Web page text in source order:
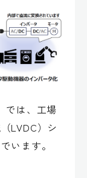
では、工場
LVDC）シ
います。